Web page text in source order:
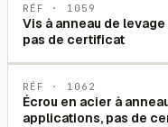
RÉF · 1059
Vis à anneau de
pas de certificat
RÉF · 1062
Écrou en acier à
applications, pas de